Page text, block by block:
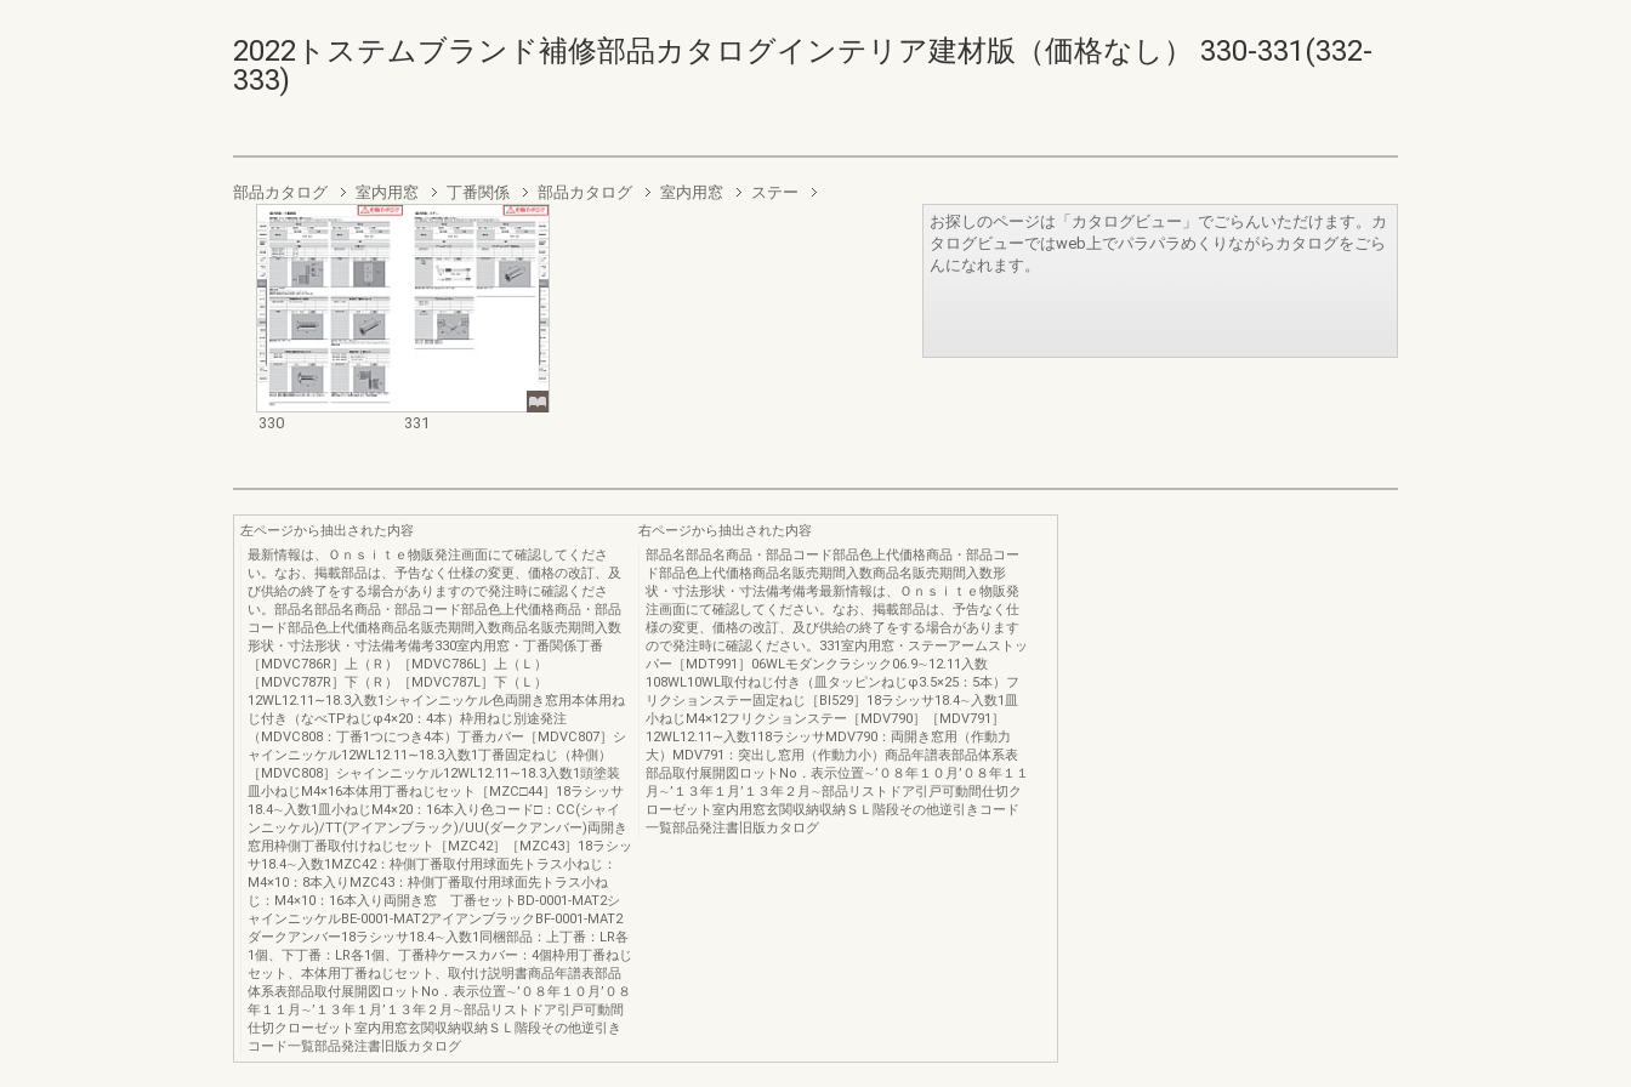
2022トステムブランド補修部品カタログインテリア建材版（価格なし） 330-331(332-
333)
部品カタログ 室内用窓 丁番関係 部品カタログ 室内用窓 ステー
330 331
お探しのページは「カタログビュー」でごらんいただけます。カ
タログビューではweb上でパラパラめくりながらカタログをごら
んになれます。
左ページから抽出された内容
最新情報は、Ｏｎｓｉｔｅ物販発注画面にて確認してくださ
い。なお、掲載部品は、予告なく仕様の変更、価格の改訂、及
び供給の終了をする場合がありますので発注時に確認くださ
い。部品名部品名商品・部品コード部品色上代価格商品・部品
コード部品色上代価格商品名販売期間入数商品名販売期間入数
形状・寸法形状・寸法備考備考330室内用窓・丁番関係丁番
［MDVC786R］上（Ｒ）［MDVC786L］上（Ｌ）
［MDVC787R］下（Ｒ）［MDVC787L］下（Ｌ）
12WL12.11∼18.3入数1シャインニッケル色両開き窓用本体用ね
じ付き（なべTPねじφ4×20：4本）枠用ねじ別途発注
（MDVC808：丁番1つにつき4本）丁番カバー［MDVC807］シ
ャインニッケル12WL12.11∼18.3入数1丁番固定ねじ（枠側）
［MDVC808］シャインニッケル12WL12.11∼18.3入数1頭塗装
皿小ねじM4×16本体用丁番ねじセット［MZC□44］18ラシッサ
18.4∼入数1皿小ねじM4×20：16本入り色コード□：CC(シャイ
ンニッケル)/TT(アイアンブラック)/UU(ダークアンバー)両開き
窓用枠側丁番取付けねじセット［MZC42］［MZC43］18ラシッ
サ18.4∼入数1MZC42：枠側丁番取付用球面先トラス小ねじ：
M4×10：8本入りMZC43：枠側丁番取付用球面先トラス小ね
じ：M4×10：16本入り両開き窓 丁番セットBD-0001-MAT2シ
ャインニッケルBE-0001-MAT2アイアンブラックBF-0001-MAT2
ダークアンバー18ラシッサ18.4∼入数1同梱部品：上丁番：LR各
1個、下丁番：LR各1個、丁番枠ケースカバー：4個枠用丁番ねじ
セット、本体用丁番ねじセット、取付け説明書商品年譜表部品
体系表部品取付展開図ロットNo．表示位置∼’０８年１０月’０８
年１１月∼’１３年１月’１３年２月∼部品リストドア引戸可動間
仕切クローゼット室内用窓玄関収納収納ＳＬ階段その他逆引き
コード一覧部品発注書旧版カタログ
右ページから抽出された内容
部品名部品名商品・部品コード部品色上代価格商品・部品コー
ド部品色上代価格商品名販売期間入数商品名販売期間入数形
状・寸法形状・寸法備考備考最新情報は、Ｏｎｓｉｔｅ物販発
注画面にて確認してください。なお、掲載部品は、予告なく仕
様の変更、価格の改訂、及び供給の終了をする場合があります
ので発注時に確認ください。331室内用窓・ステーアームストッ
パー［MDT991］06WLモダンクラシック06.9∼12.11入数
108WL10WL取付ねじ付き（皿タッピンねじφ3.5×25：5本）フ
リクションステー固定ねじ［BI529］18ラシッサ18.4∼入数1皿
小ねじM4×12フリクションステー［MDV790］［MDV791］
12WL12.11∼入数118ラシッサMDV790：両開き窓用（作動力
大）MDV791：突出し窓用（作動力小）商品年譜表部品体系表
部品取付展開図ロットNo．表示位置∼’０８年１０月’０８年１１
月∼’１３年１月’１３年２月∼部品リストドア引戸可動間仕切ク
ローゼット室内用窓玄関収納収納ＳＬ階段その他逆引きコード
一覧部品発注書旧版カタログ